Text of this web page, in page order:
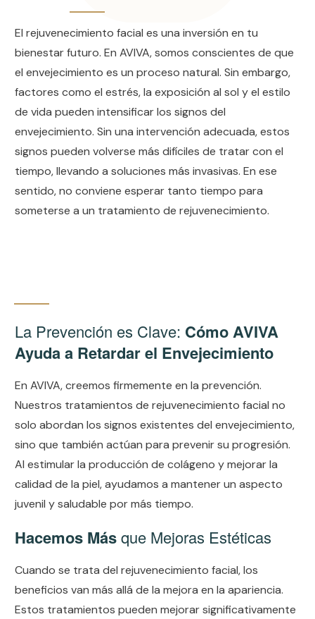
El rejuvenecimiento facial es una inversión en tu
bienestar futuro. En AVIVA, somos conscientes de que
el envejecimiento es un proceso natural. Sin embargo,
factores como el estrés, la exposición al sol y el estilo
de vida pueden intensificar los signos del
envejecimiento. Sin una intervención adecuada, estos
signos pueden volverse más difíciles de tratar con el
tiempo, llevando a soluciones más invasivas. En ese
sentido, no conviene esperar tanto tiempo para
someterse a un tratamiento de rejuvenecimiento.
La Prevención es Clave: Cómo AVIVA
Ayuda a Retardar el Envejecimiento
En AVIVA, creemos firmemente en la prevención.
Nuestros tratamientos de rejuvenecimiento facial no
solo abordan los signos existentes del envejecimiento,
sino que también actúan para prevenir su progresión.
Al estimular la producción de colágeno y mejorar la
calidad de la piel, ayudamos a mantener un aspecto
juvenil y saludable por más tiempo.
Hacemos Másque Mejoras Estéticas
Cuando se trata del rejuvenecimiento facial, los
beneficios van más allá de la mejora en la apariencia.
Estos tratamientos pueden mejorar significativamente